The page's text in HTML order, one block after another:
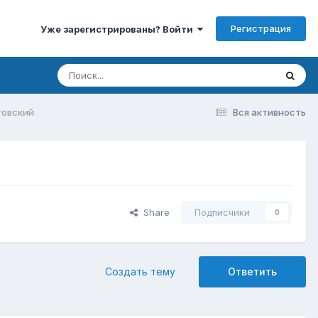
Уже зарегистрированы? Войти Регистрация
Вся активность
Share Подписчики 0
Ответить
Создать тему